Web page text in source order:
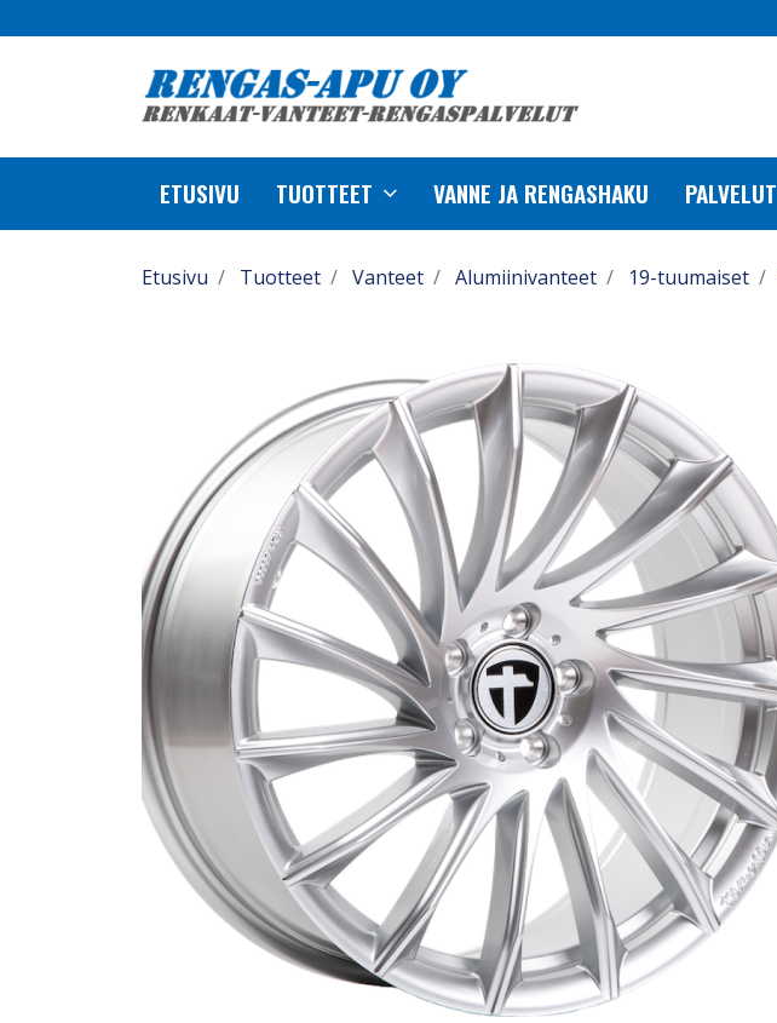
ETUSIVU TUOTTEET VANNE JA RENGASHAKU PALVELUT
Etusivu Tuotteet Vanteet Alumiinivanteet 19-tuumaiset